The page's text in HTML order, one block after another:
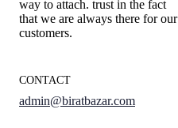
way to attach. trust in the fact
that we are always there for our
customers.
CONTACT
admin@biratbazar.com